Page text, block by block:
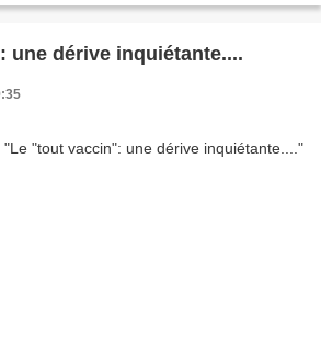
une dérive inquiétante....